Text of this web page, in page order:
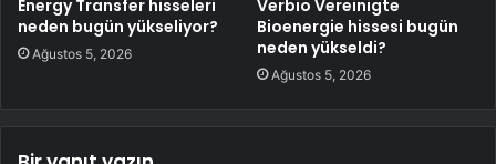
Energy Transfer hisseleri
neden bugün yükseliyor?
Ağustos 5, 2026
Verbio Vereinigte
Bioenergie hissesi bugün
neden yükseldi?
Ağustos 5, 2026